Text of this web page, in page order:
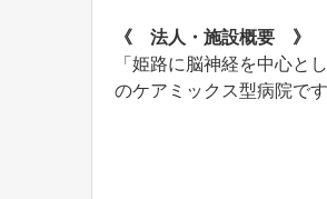
《 法人・施設概要 》
「姫路に脳神経を中心と
のケアミックス型病院で